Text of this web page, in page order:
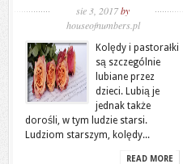
sie 3, 2017by
houseofnumbers.pl
Kolędy i pastorałki
są szczególnie
lubiane przez
dzieci. Lubią je
jednak także
dorośli, w tym ludzie starsi.
Ludziom starszym, kolędy...
READ MORE